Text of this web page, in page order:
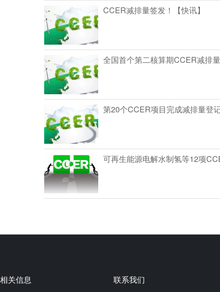
CCER减排量签发！【快讯】
全国首个第二核算期CCER减排
第20个CCER项目完成减排量登
可再生能源电解水制氢等12项
相关信息 联系我们